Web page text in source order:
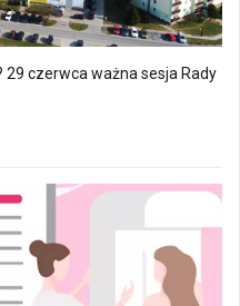
29 czerwca ważna sesja Rady